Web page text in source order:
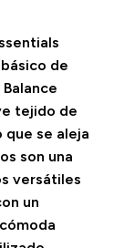
de
tejido de
que se aleja
son una
versátiles
un